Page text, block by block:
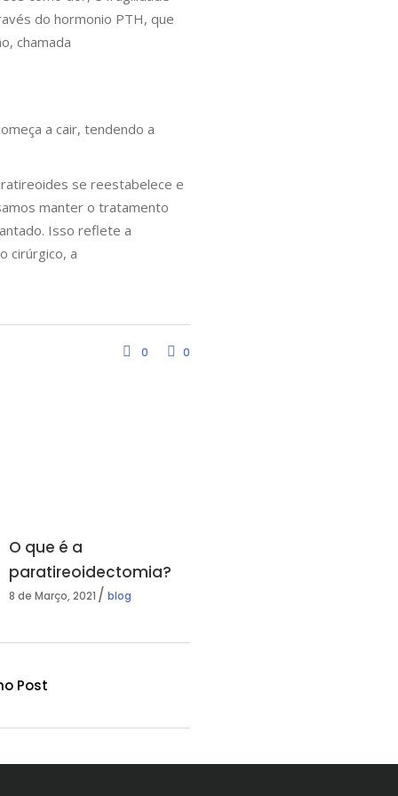
do hormonio PTH, que
chamada
a cair, tendendo a
se reestabelece e
manter o tratamento
Isso reflete a
cirúrgico, a
0 0
O que é a
paratireoidectomia?
8 de Março, 2021 blog
Post